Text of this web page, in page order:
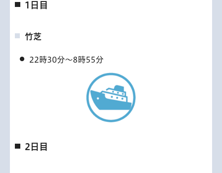
1日目
竹芝
22時30分～8時55分
2日目